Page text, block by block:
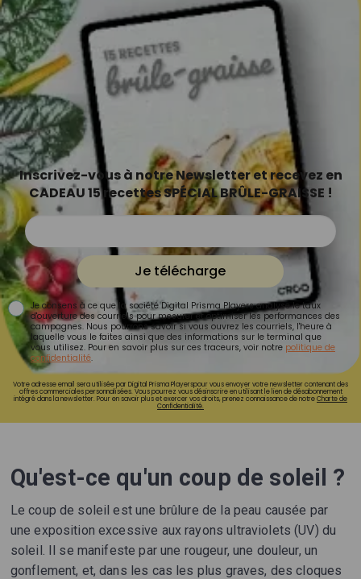
Inscrivez-vous à notre Newsletter et recevez en
CADEAU 15 recettes SPÉCIAL BRÛLE-GRAISSE !
Je télécharge
Je consens à ce que la société Digital Prisma Players analyse le taux
d'ouverture des courriels pour mesurer et optimiser les performances des
campagnes. Nous pourrons savoir si vous ouvrez les courriels, l'heure à
laquelle vous le faites ainsi que des informations sur le terminal que
vous utilisez. Pour en savoir plus sur ces traceurs, voir notre politique de
confidentialité.
Votre adresse email sera utilisée par Digital Prisma Playerspour vous envoyer votre newsletter contenant des
offres commerciales personnalisées. Vous pourrez vous désinscrire en utilisant le lien de désabonnement
intégré dans la newsletter. Pour en savoir plus et exercer vos droits, prenez connaissance de notreCharte de
Confidentialité.
Qu'est-ce qu'un coup de soleil ?
Le coup de soleil est une brûlure de la peau causée par
une exposition excessive aux rayons ultraviolets (UV) du
soleil. Il se manifeste par une rougeur, une douleur, un
gonflement, et, dans les cas les plus graves, des cloques